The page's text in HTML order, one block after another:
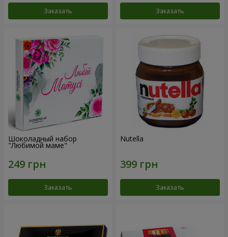
Заказать Заказать
Шоколадный набор
"Любимой маме"
Заказать
Nutella
Заказать